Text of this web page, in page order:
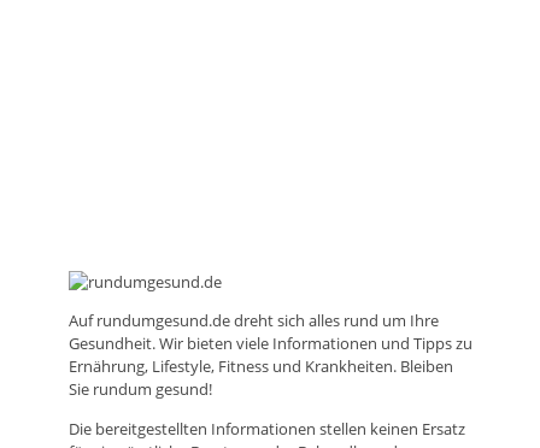
Aufrundumgesund.dedreht sich alles rund um Ihre
Gesundheit. Wir bieten viele Informationen und Tipps zu
Ernährung, Lifestyle, Fitness und Krankheiten. Bleiben
Sie rundum gesund!
Die bereitgestellten Informationen stellen keinen Ersatz